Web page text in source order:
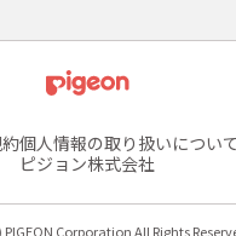
個人情報の取り扱いについて
ピジョン株式会社
Corporation All Rights